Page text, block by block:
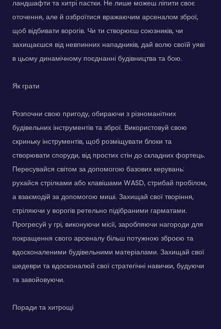
ландшафти та хитрі пастки. Не лише можеш ліпити своє
оточення, але й озброїтися вражаючим арсеналом зброї,
щоб відбивати ворогів. Чи ти створюєш союзників, чи
захищаєшся від невпинних нападників, дай волю своїй уяві
в цьому динамічному поєднанні будівництва та бою.
Як грати
Розпочни свою пригоду, обираючи з різноманітних
будівельних інструментів та зброї. Використовуй свою
скриньку інструментів, щоб розміщувати блоки та
створювати споруди, від простих стін до складних фортець.
Пересувайся світом за допомогою базових керувань:
рухайся стрілками або клавішами WASD, стрибай пробілом,
а взаємодій за допомогою миші. Захищай свої творіння,
стріляючи у ворогів ретельно підібраними гарматами.
Прогресуй у грі, виконуючи місії, заробляючи нагороди для
покращення свого арсеналу більш потужною зброєю та
вдосконаленими будівельними матеріалами. Захищай свої
шедеври та вдосконалюй свої стратегічні навички, будуючи
та завойовуючи.
Поради та хитрощі